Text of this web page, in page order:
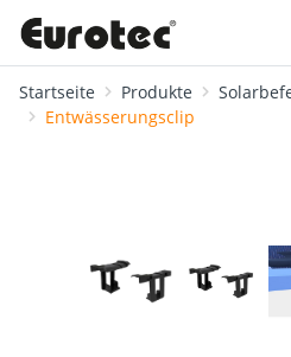
Startseite Produkte
Entwässerungsclip